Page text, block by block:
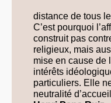
LIBRES OPINIONS
* [ connexion Adhérents ].
distance de tous
C’est pourquoi
construit pas
religieux, mais
mise en cause de
intérêts
particuliers. Elle
neutralité